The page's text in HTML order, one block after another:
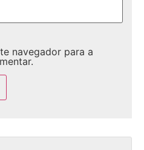
navegador para a